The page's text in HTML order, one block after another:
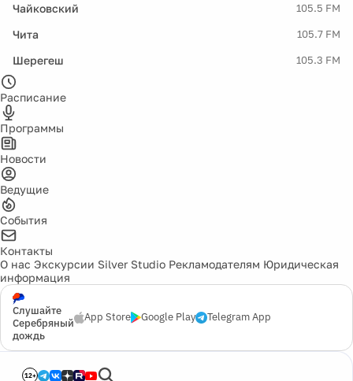
Чайковский 105.5 FM
Чита 105.7 FM
Шерегеш 105.3 FM
Расписание
Программы
Новости
Ведущие
События
Контакты
О нас Экскурсии Silver Studio Рекламодателям Юридическая
информация
Слушайте
Серебряный
дождь
App Store Google Play Telegram App
12+